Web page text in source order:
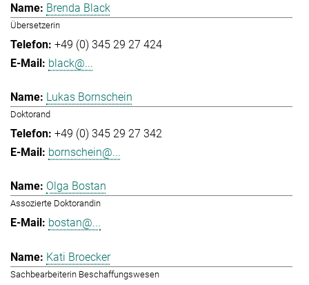
Brenda Black
Übersetzerin
+49 (0) 345 29 27 424
black@...
Lukas Bornschein
Doktorand
+49 (0) 345 29 27 342
bornschein@...
Olga Bostan
Assozierte Doktorandin
bostan@...
Kati Broecker
Sachbearbeiterin Beschaffungswesen